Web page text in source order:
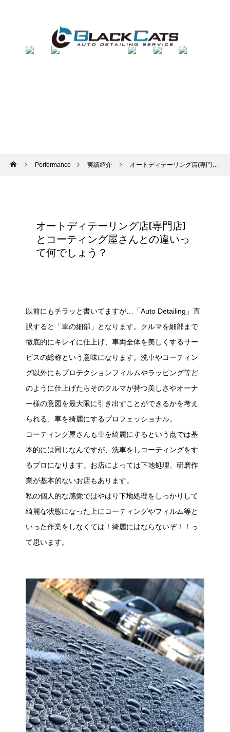
Performance 実績紹介 オートディテーリング店(専門店)とコーティング屋さんとの違いって何でしょう？
オートディテーリング店(専門店)
とコーティング屋さんとの違いっ
て何でしょう？
以前にもチラッと書いてますが…「Auto Detailing」直
訳すると「車の細部」となります。クルマを細部まで
徹底的にキレイに仕上げ、車両全体を美しくするサー
ビスの総称という意味になります。洗車やコーティン
グ以外にもプロテクションフィルムやラッピング等ど
のように仕上げたらそのクルマが持つ美しさやオーナ
ー様の意図を最大限に引き出すことができるかを考え
られる、車を綺麗にするプロフェッショナル。
コーティング屋さんも車を綺麗にするという点では基
本的には同じなんですが、洗車をしコーティングをす
るプロになります。お店によっては下地処理、研磨作
業が基本的ないお店もあります。
私の個人的な感覚ではやはり下地処理をしっかりして
綺麗な状態になった上にコーティングやフィルム等と
いった作業をしなくては！綺麗にはならないぞ！！っ
て思います。